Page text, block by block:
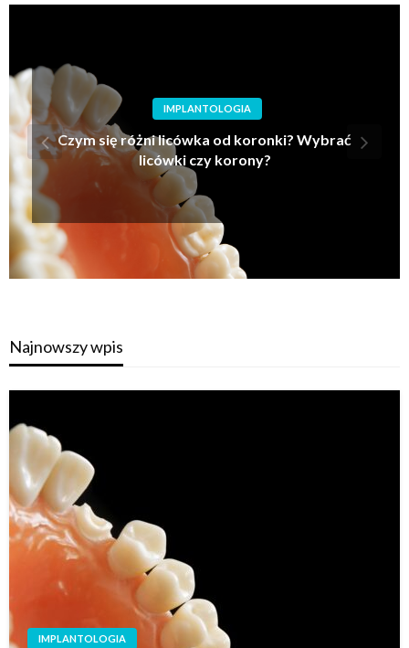
ORTODONCJA
Czego nie jeść w aparacie ortodontycznym?
Dieta przy aparacie ortodontycznym
Najnowszy wpis
IMPLANTOLOGIA